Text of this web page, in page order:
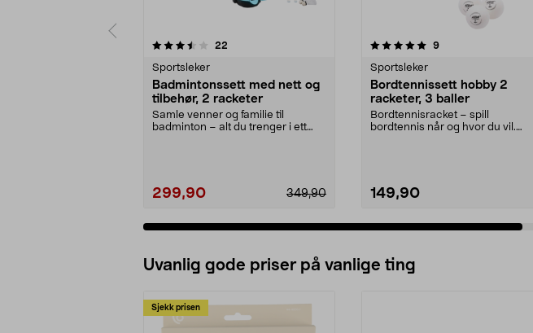
22
Sportsleker
Badmintonssett med nett og
tilbehør, 2 racketer
Samle venner og familie til
badminton – alt du trenger i ett
299,90 349,90
5.0 av 5 stjerner 9anmeldelser
Sportsleker
Bordtennissett hobby 2
racketer, 3 baller
Bordtennisracket – spill
bordtennis når og hvor du vil.
149,90
4.0 av 5 stjerner
Uvanlig gode priser på vanlige ting
Sjekk prisen